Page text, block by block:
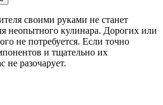
своими руками не станет
неопытного кулинара. Дорогих или
не потребуется. Если точно
и тщательно их
не разочарует.